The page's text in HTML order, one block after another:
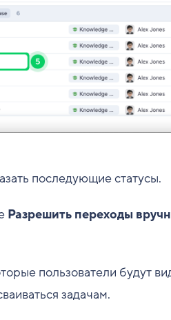
последующие статусы.
Разрешить переходы
пользователи будут
задачам.